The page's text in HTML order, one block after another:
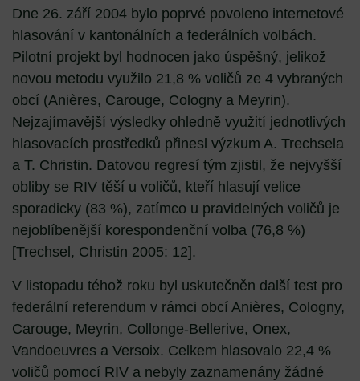
Dne 26. září 2004 bylo poprvé povoleno internetové
hlasování v kantonálních a federálních volbách.
Pilotní projekt byl hodnocen jako úspěšný, jelikož
novou metodu využilo 21,8 % voličů ze 4 vybraných
obcí (Anières, Carouge, Cologny a Meyrin).
Nejzajímavější výsledky ohledně využití jednotlivých
hlasovacích prostředků přinesl výzkum A. Trechsela
a T. Christin. Datovou regresí tým zjistil, že nejvyšší
obliby se RIV těší u voličů, kteří hlasují velice
sporadicky (83 %), zatímco u pravidelných voličů je
nejoblíbenější korespondenční volba (76,8 %)
[Trechsel, Christin 2005: 12].
V listopadu téhož roku byl uskutečněn další test pro
federální referendum v rámci obcí Anières, Cologny,
Carouge, Meyrin, Collonge-Bellerive, Onex,
Vandoeuvres a Versoix. Celkem hlasovalo 22,4 %
voličů pomocí RIV a nebyly zaznamenány žádné